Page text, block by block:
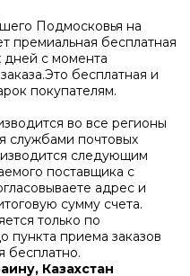
Подмосковья на
премиальная бесплатная
дней с момента
бесплатная и
покупателям.
во все регионы
службами почтовых
следующим
поставщика с
адрес и
сумму счета.
только по
пункта приема заказов
бесплатно.
Казахстан